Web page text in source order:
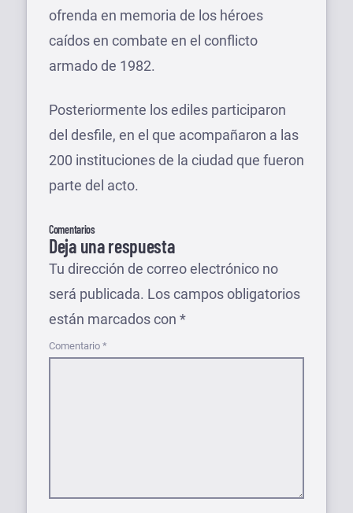
ofrenda en memoria de los héroes
caídos en combate en el conflicto
armado de 1982.
Posteriormente los ediles participaron
del desfile, en el que acompañaron a las
200 instituciones de la ciudad que fueron
parte del acto.
Comentarios
Deja una respuesta
Tu dirección de correo electrónico no
será publicada. Los campos obligatorios
están marcados con *
Comentario *